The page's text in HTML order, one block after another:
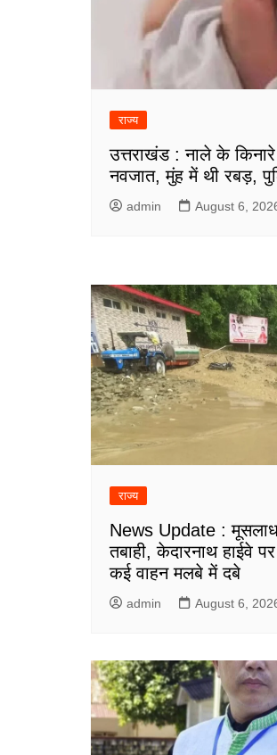
राज्य
उत्तराखंड : नाले के किनारे
नवजात, मुंह में थी रबड़,
admin August 6,
राज्य
News Update :
तबाही, केदारनाथ हाईवे
कई वाहन मलबे में दबे
admin August 6,